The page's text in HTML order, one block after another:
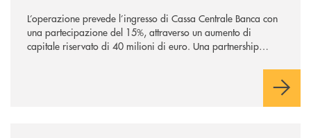
L’operazione prevede l’ingresso di Cassa Centrale Banca con
una partecipazione del 15%, attraverso un aumento di
capitale riservato di 40 milioni di euro. Una partnership
comuni e sulla prossimità ai territori, per ampliare l’offerta e